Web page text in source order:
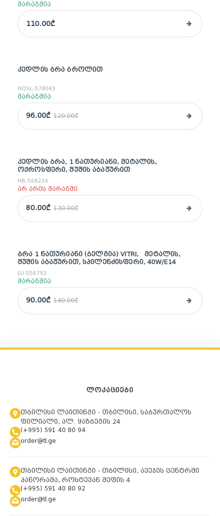
მარაგშია
110.00₾
sale
ᲙᲔᲓᲚᲘᲡ ᲑᲠᲐ ᲑᲠᲝᲚᲘᲗ
HQSL-578043
მარაგშია
96.00₾ 120.00₾
sale
ᲙᲔᲓᲚᲘᲡ ᲑᲠᲐ, 1 ᲜᲐᲗᲣᲠᲘᲐᲜᲘ, ᲛᲔᲢᲐᲚᲘᲡ,
ᲝᲥᲠᲝᲡᲤᲔᲠᲘ, ᲨᲣᲨᲘᲡ ᲐᲑᲐᲟᲣᲠᲘᲗ
HB-568224
არ არის მარაგში
80.00₾ 130.00₾
sale
ᲑᲠᲐ 1 ᲜᲐᲗᲣᲠᲘᲐᲜᲘ (ᲑᲔᲚᲒᲘᲐ) VITRI, ᲛᲔᲢᲐᲚᲘᲡ,
ᲨᲣᲨᲘᲡ ᲐᲑᲐᲟᲣᲠᲘᲗ, ᲡᲞᲘᲚᲔᲜᲫᲘᲡᲤᲔᲠᲘ, 40W/E14
LU-556792
მარაგშია
90.00₾ 140.00₾
ᲚᲝᲙᲐᲪᲘᲔᲑᲘ
თბილისი ლაითინგი - თბილისი, საბურთალოს
ფილიალი, ალ. ყაზბეგის 24
(+995) 591 40 80 94
order@tl.ge
თბილისი ლაითინგი - თბილისი, ავეჯის ცენტრში
პანორამა, როსტევან მეფის 4
(+995) 591 40 80 92
order@tl.ge